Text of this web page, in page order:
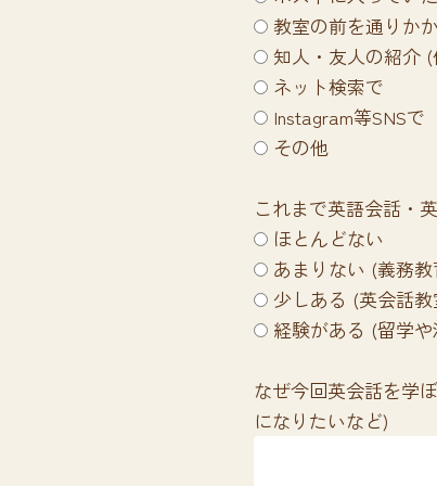
教室の前を通りか
知人・友人の紹介
ネット検索で
Instagram等SNSで
その他
これまで英語会話・
ほとんどない
あまりない (義務
少しある (英会話
経験がある (留学
なぜ今回英会話を学
になりたいなど)